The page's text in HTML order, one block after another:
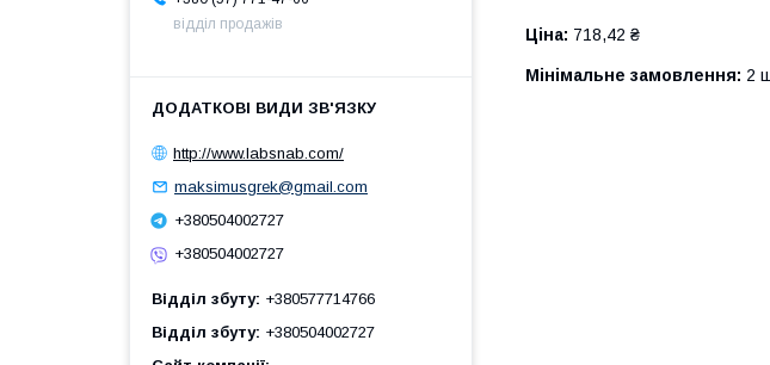
Ціна: 718,42 ₴
Мінімальне замовлення: 2
відділ продажів
http://www.labsnab.com/
maksimusgrek@gmail.com
+380504002727
+380504002727
Відділ збуту +380577714766
Відділ збуту +380504002727